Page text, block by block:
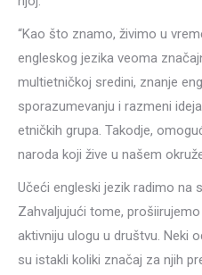
“Kao što znamo, živimo u
engleskog jezika veoma
multietničkoj sredini, znanje
sporazumevanju i razmeni
etničkih grupa. Takodje,
naroda koji žive u našem
Učeći engleski jezik radimo na
Zahvaljujući tome,
aktivniju ulogu u društvu. Neki
su istakli koliki značaj za njih